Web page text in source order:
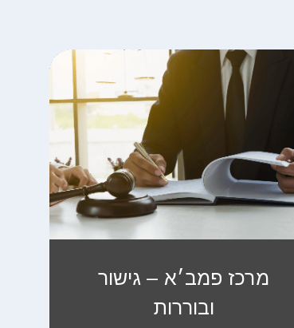
מרכז פמב׳א – גישור
ובוררות